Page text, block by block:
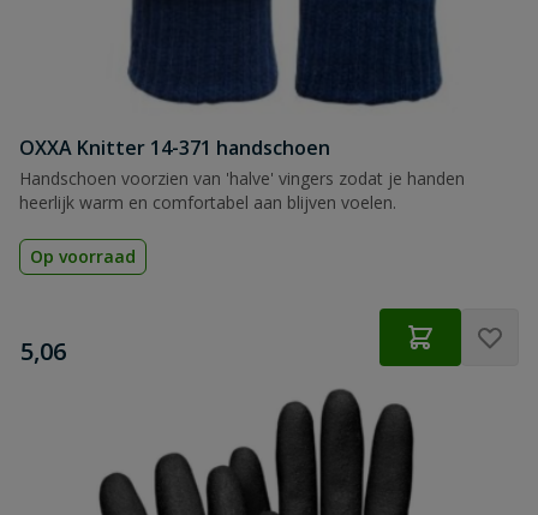
OXXA Knitter 14-371 handschoen
Handschoen voorzien van 'halve' vingers zodat je handen
heerlijk warm en comfortabel aan blijven voelen.
Op voorraad
€
5,06